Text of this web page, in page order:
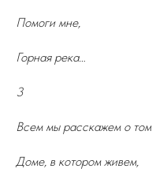
Помоги мне,
Горная река…
3
Всем мы расскажем о том
Доме, в котором живем,